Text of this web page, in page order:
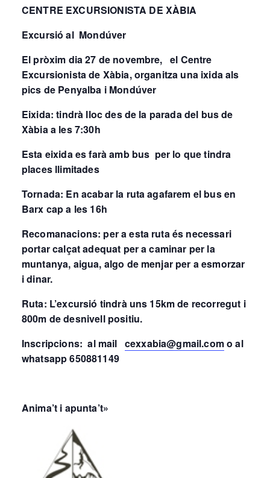
CENTRE EXCURSIONISTA DE XÀBIA
Excursió al Mondúver
El pròxim dia 27 de novembre, el Centre
Excursionista de Xàbia, organitza una ixida als
pics de Penyalba i Mondúver
Eixida: tindrà lloc des de la parada del bus de
Xàbia a les 7:30h
Esta eixida es farà amb bus per lo que tindra
places llimitades
Tornada: En acabar la ruta agafarem el bus en
Barx cap a les 16h
Recomanacions: per a esta ruta és necessari
portar calçat adequat per a caminar per la
muntanya, aigua, algo de menjar per a esmorzar
i dinar.
Ruta: L’excursió tindrà uns 15km de recorregut i
800m de desnivell positiu.
Inscripcions:al mailcexxabia@gmail.como al
whatsapp 650881149
Anima’t i apunta’t»